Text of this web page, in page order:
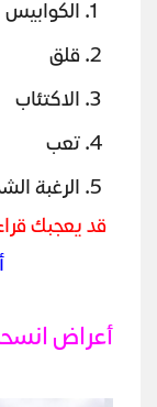
الكوابيس
قلق
الاكتئاب
تعب
الرغبة
قد يعجبك
أعراض